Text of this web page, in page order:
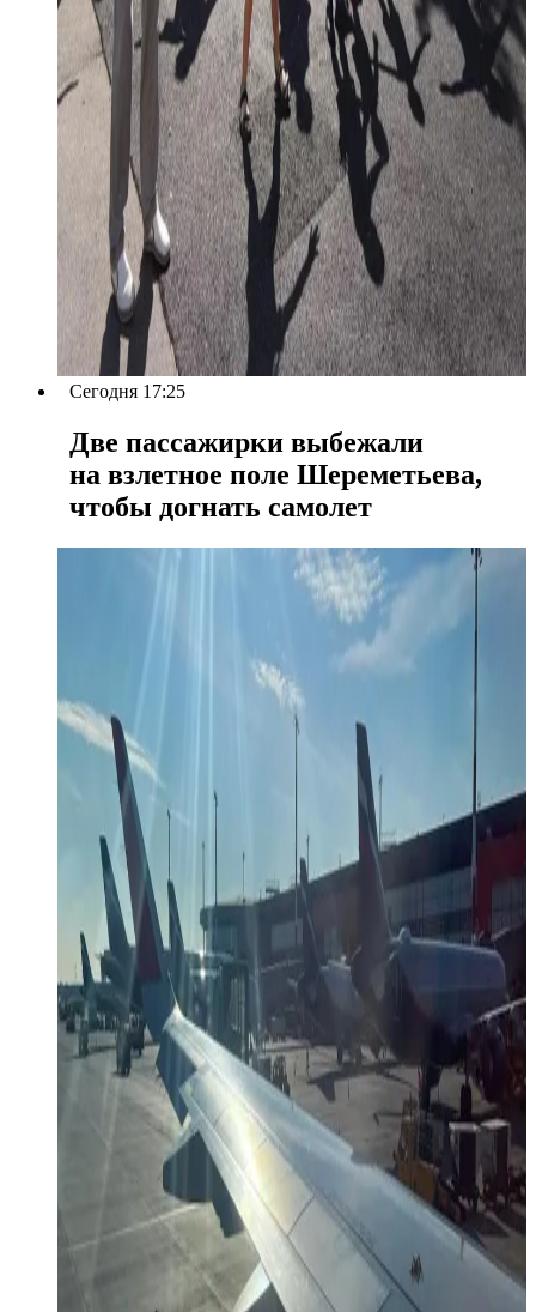
Сегодня 17:25
Две пассажирки выбежали
на взлетное поле Шереметьева,
чтобы догнать самолет